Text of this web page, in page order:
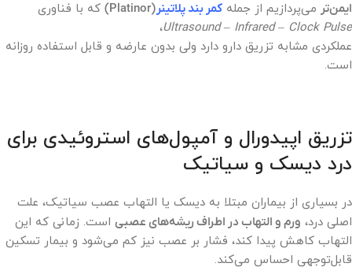
ایمن‌تر می‌پردازیم از جمله کمر بند پلاتینر(Platinor)
که با فناوری
Ultrasound – Infrared – Clock Pulse،
عملکردی مشابه تزریق دارو دارد ولی بدون عارضه و قابل استفاده روزانه
است.
تزریق اپیدورال و آمپول‌های استروئیدی برای
درد دیسک و سیاتیک
در بسیاری از بیماران مبتلا به دیسک یا التهاب عصب سیاتیک، علت
اصلی درد، ورم و التهاب در اطراف ریشه‌های عصبی است. زمانی که این
التهاب کاهش پیدا کند، فشار بر عصب نیز کم می‌شود و بیمار تسکین
قابل‌توجهی احساس می‌کند.